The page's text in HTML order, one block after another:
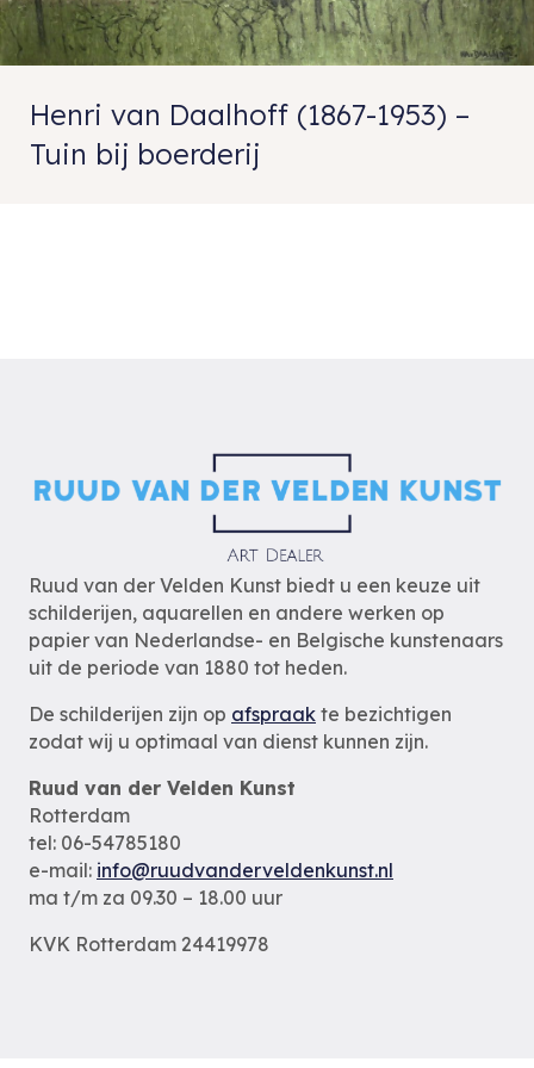
Henri van Daalhoff (1867-1953) –
Tuin bij boerderij
Ruud van der Velden Kunst biedt u een keuze uit
schilderijen, aquarellen en andere werken op
papier van Nederlandse- en Belgische kunstenaars
uit de periode van 1880 tot heden.
De schilderijen zijn op afspraak te bezichtigen
zodat wij u optimaal van dienst kunnen zijn.
Ruud van der Velden Kunst
Rotterdam
tel: 06-54785180
e-mail: info@ruudvanderveldenkunst.nl
ma t/m za 09.30 – 18.00 uur
KVK Rotterdam 24419978